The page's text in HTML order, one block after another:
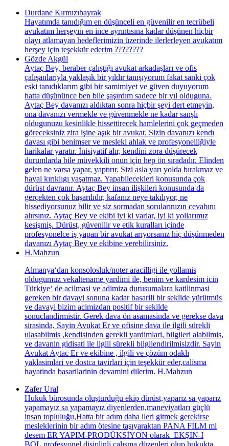
Durdane Kırmızıbayrak
Hayatımda tanıdığım en düşünceli en güvenilir en tecrübeli
avukatım herşeyın en ince ayrıntısına kadar düşünen hiçbir
olayı atlamayan hedeflerimizin üzerinde ilerlerleyen avukatım
herşey için teşekkür ederim ????????
Gözde Akgül
Aytaç Bey, beraber çalıştığı avukat arkadaşları ve ofis
çalışanlarıyla yaklaşık bir yıldır tanışıyorum fakat sanki çok
eski tanıdıklarım gibi bir samimiyet ve güven duyuyorum
hatta düşününce ben bile şaşırdım sadece bir yıl olduguna.
Aytaç Bey davanızı aldıktan sonra hiçbir şeyi dert etmeyin,
ona davanızı vermekle ve güvenmekle ne kadar sanşlı
oldugunuzu kesinlikle hissettirecek hamlelerini çok geçmeden
göreceksiniz zira işine aşık bir avukat. Sizin davanızı kendı
davası gibi benimser ve mesleki ahlak ve profesyonelliğiyle
harikalar yaratır. İnisiyatif alır, kendini zora düşürecek
durumlarda bile müvekkili onun için hep ön sıradadır. Elinden
gelen ne varsa yapar, yaptırır. Sizi asla yarı yolda bırakmaz ve
hayal kırıklıgı yaşatmaz. Yapabilecekleri konusunda çok
dürüst davranır. Aytaç Bey insan ilişkileri konusunda da
gerçekten çok başarılıdır, kafanız neye takılıyor, ne
hissediyorsunuz bilir ve siz sormadan sorularınızın cevabını
alırsınız. Aytaç Bey ve ekibi iyi ki varlar, iyi ki yollarımız
kesişmiş. Dürüst, güvenilir ve etik kuralları içinde
profesyonelce iş yapan bir avukat arıyorsanız hiç düşünmeden
davanızı Aytaç Bey ve ekibine verebilirsiniz.
H.Mahzun
Almanya‘dan konsolosluk/noter aracilligi ile yollamis
oldugumuz vekaltename yardimi ile, benim ve kardesim icin
Türkiye‘ de acilmasi ve adimiza durusumalara katilinmasi
gereken bir davayi sonuna kadar basarili bir seklide yürütmüs
ve davayi bizim acimizdan positif bir sekilde
sonuclandirmistir. Gerek dava ön asamasinda ve gerekse dava
sirasinda, Sayin Avukat Er ve ofisine dava ile ilgili sürekli
ulasabilmis ,kendisinden gerekli yardimlari, bilgileri alabilmis,
ve davanin gidisati ile ilgili sürekli bilgilendirilmisizdir. Sayin
Avukat Aytac Er ve ekibine , ilgili ve çözüm odaklı
yaklasimlari ve dostca tavirlari için teşekkür eder,calisma
hayatinda basarilarinin devamini dilerim. H.Mahzun
Zafer Ural
Hukuk bürosunda oluşturduğu ekip dürüst,yaparız sa yaparız
yapamayız sa yapamayız diyenlerden,maneviyatları güçlü
insan topluluğu,Hatta bir adım daha ileri gitmek gerekirse
mesleklerinin bir adım ötesine taşıyaraktan PANA FİLM mi
desem ER YAPIM-PRODÜKSİYON olarak EKŞIN-I
BOL,profesyonel,disiplinli çalışma düzenleri olup,hukukta